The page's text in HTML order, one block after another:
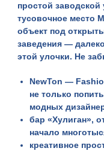
простой
тусовочное место
объект под
заведения —
этой улочки. Не
NewTon —
не только
модных
бар «Хулиган»,
начало
креативное